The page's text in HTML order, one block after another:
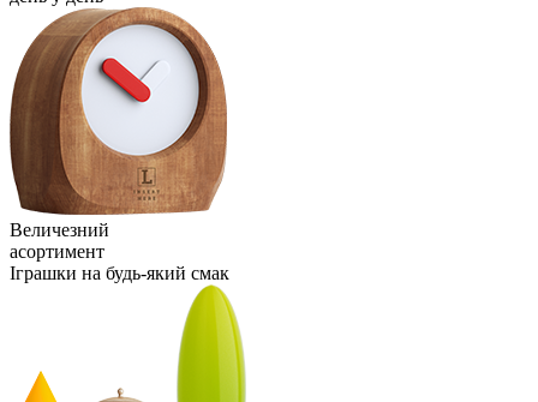
Величезний
асортимент
Іграшки на будь-який смак